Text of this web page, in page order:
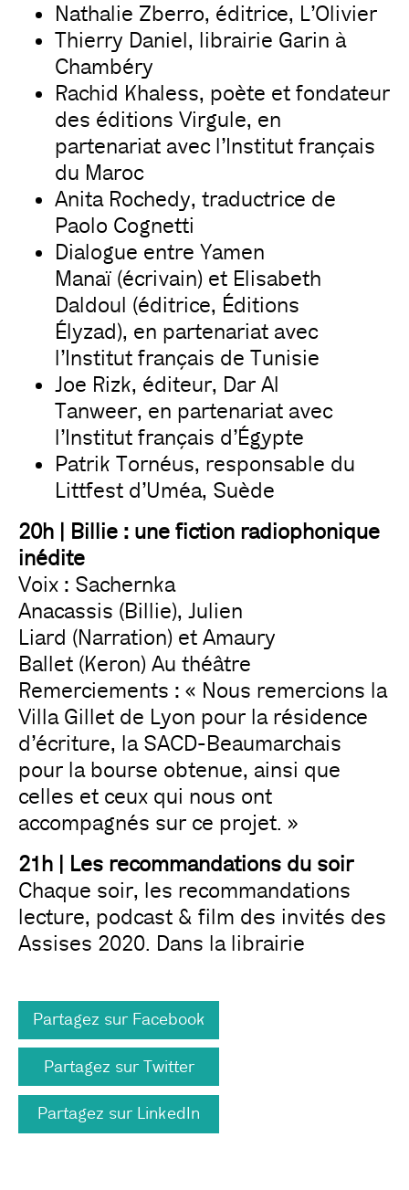
Nathalie Zberro, éditrice, L’Olivier
Thierry Daniel, librairie Garin à
Chambéry
Rachid Khaless, poète et fondateur
des éditions Virgule, en
partenariat avec l’Institut français
du Maroc
Anita Rochedy, traductrice de
Paolo Cognetti
Dialogue entre Yamen
Manaï (écrivain) et Elisabeth
Daldoul (éditrice, Éditions
Élyzad), en partenariat avec
l’Institut français de Tunisie
Joe Rizk, éditeur, Dar Al
Tanweer, en partenariat avec
l’Institut français d’Égypte
Patrik Tornéus, responsable du
Littfest d’Uméa, Suède
20h | Billie : une fiction radiophonique
inédite
Voix : Sachernka
Anacassis (Billie), Julien
Liard (Narration) et Amaury
Ballet (Keron) Au théâtre
Remerciements : « Nous remercions la
Villa Gillet de Lyon pour la résidence
d’écriture, la SACD-Beaumarchais
pour la bourse obtenue, ainsi que
celles et ceux qui nous ont
accompagnés sur ce projet. »
21h | Les recommandations du soir
Chaque soir, les recommandations
lecture, podcast & film des invités des
Assises 2020. Dans la librairie
Partagez sur Facebook
Partagez sur Twitter
Partagez sur LinkedIn